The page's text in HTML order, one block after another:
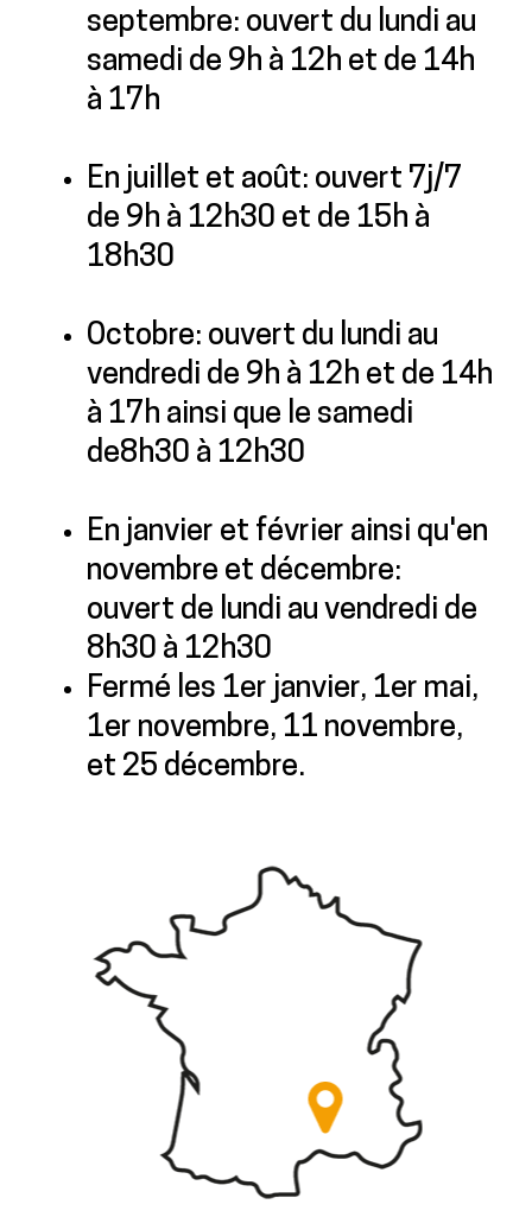
septembre: ouvert du lundi au
samedi de 9h à 12h et de 14h
à 17h
En juillet et août: ouvert 7j/7
de 9h à 12h30 et de 15h à
18h30
Octobre: ouvert du lundi au
vendredi de 9h à 12h et de 14h
à 17h ainsi que le samedi
de8h30 à 12h30
En janvier et février ainsi qu'en
novembre et décembre:
ouvert de lundi au vendredi de
8h30 à 12h30
Fermé les 1er janvier, 1er mai,
1er novembre, 11 novembre,
et 25 décembre.